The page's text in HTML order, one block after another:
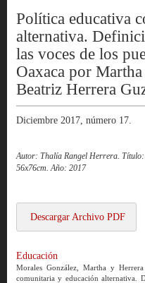
Política educativa
alternativa.
las voces de los
Oaxaca por
Beatriz Herrera
Diciembre 2017, número 17.
Autor: Thalía Rangel Herrera.
56x76cm. Año: 2017
Descargar Archivo PDF
Educación
Morales González, Martha y
comunitaria y educación alternativa.